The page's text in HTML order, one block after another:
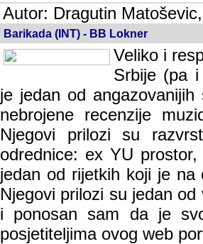
Autor: Dragutin
Barikada (INT) - BB Lokner
Veliko i
Srbije (pa i
jedan od angazovanijih
nebrojene recenzije
Njegovi prilozi su
odrednice: ex YU
jedan od rijetkih koji je
Njegovi prilozi su jedan
i ponosan sam da je
posjetiteljima ovog web